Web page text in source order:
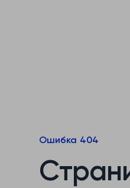
Ошибка 404